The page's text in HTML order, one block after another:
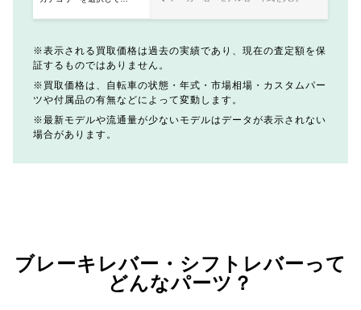
表示される買取価格は過去の実績であり、現在の査定額を保
証するものではありません。
買取価格は、自転車の状態・年式・市場相場・カスタムパー
ツや付属品の有無などによって変動します。
最新モデルや流通量が少ないモデルはデータが表示されない
場合があります。
ブレーキレバー・シフトレバーって
どんなパーツ？